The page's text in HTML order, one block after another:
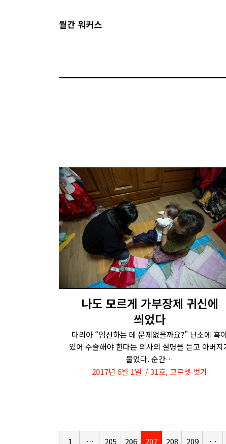
월간 워커스
나도 모르게 가부장제 귀신에
씌었다
다리아 “임신하는 데 문제없을까요?” 난소에 혹이
있어 수술해야 한다는 의사의 설명을 듣고 아버지
물었다. 순간…
2017년 6월 1일
31호, 코르셋 벗기
1 … 205 206 207 208 209 …